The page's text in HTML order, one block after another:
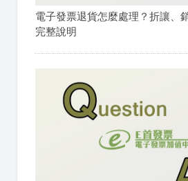
電子發票退貨怎麼處理？折讓、
完整說明